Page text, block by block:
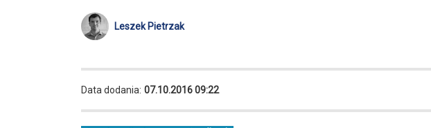
Leszek Pietrzak
Data dodania: 07.10.2016 09:22